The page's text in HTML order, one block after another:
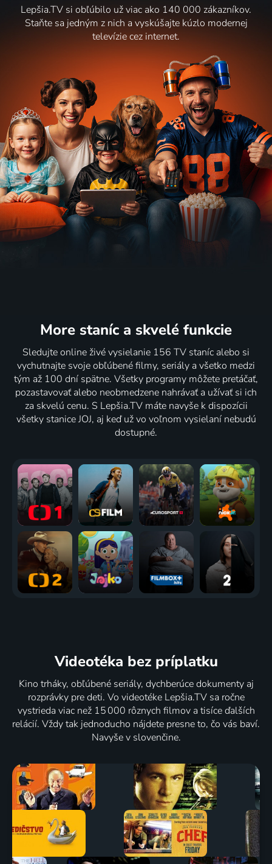
Lepšia.TV si obľúbilo už viac ako 140 000 zákazníkov.
Staňte sa jedným z nich a vyskúšajte kúzlo modernej
televízie cez internet.
More staníc a skvelé funkcie
Sledujte online živé vysielanie 156 TV staníc alebo si
vychutnajte svoje obľúbené filmy, seriály a všetko medzi
tým až 100 dní spätne. Všetky programy môžete pretáčať,
pozastavovať alebo neobmedzene nahrávať a užívať si ich
za skvelú cenu. S Lepšia.TV máte navyše k dispozícii
všetky stanice JOJ, aj keď už vo voľnom vysielaní nebudú
dostupné.
Videotéka bez príplatku
Kino trháky, obľúbené seriály, dychberúce dokumenty aj
rozprávky pre deti. Vo videotéke Lepšia.TV sa ročne
vystrieda viac než 15 000 rôznych filmov a tisíce ďalších
relácií. Vždy tak jednoducho nájdete presne to, čo vás baví.
Navyše v slovenčine.